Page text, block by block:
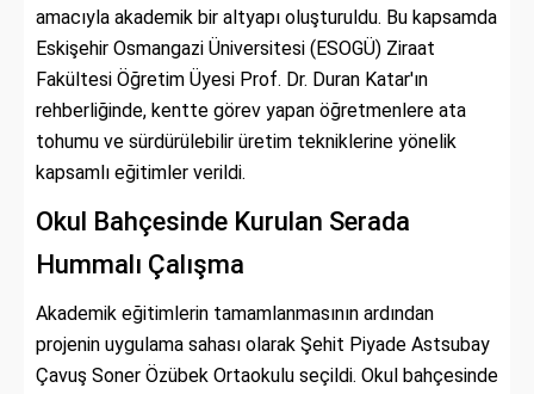
amacıyla akademik bir altyapı oluşturuldu. Bu kapsamda
Eskişehir Osmangazi Üniversitesi (ESOGÜ) Ziraat
Fakültesi Öğretim Üyesi Prof. Dr. Duran Katar'ın
rehberliğinde, kentte görev yapan öğretmenlere ata
tohumu ve sürdürülebilir üretim tekniklerine yönelik
kapsamlı eğitimler verildi.
Okul Bahçesinde Kurulan Serada
Hummalı Çalışma
Akademik eğitimlerin tamamlanmasının ardından
projenin uygulama sahası olarak Şehit Piyade Astsubay
Çavuş Soner Özübek Ortaokulu seçildi. Okul bahçesinde